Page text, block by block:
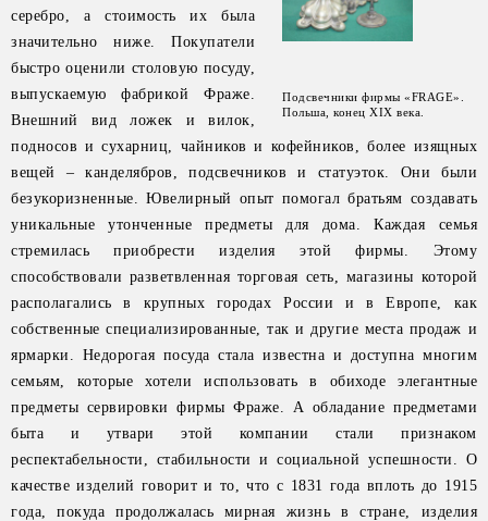
Подсвечники фирмы «FRAGE».
Польша, конец XIX века.
серебро, а стоимость их была
значительно ниже. Покупатели
быстро оценили столовую посуду,
выпускаемую фабрикой Фраже.
Внешний вид ложек и вилок,
подносов и сухарниц, чайников и кофейников, более изящных
вещей – канделябров, подсвечников и статуэток. Они были
безукоризненные. Ювелирный опыт помогал братьям создавать
уникальные утонченные предметы для дома. Каждая семья
стремилась приобрести изделия этой фирмы. Этому
способствовали разветвленная торговая сеть, магазины которой
располагались в крупных городах России и в Европе, как
собственные специализированные, так и другие места продаж и
ярмарки. Недорогая посуда стала известна и доступна многим
семьям, которые хотели использовать в обиходе элегантные
предметы сервировки фирмы Фраже. А обладание предметами
быта и утвари этой компании стали признаком
респектабельности, стабильности и социальной успешности. О
качестве изделий говорит и то, что с 1831 года вплоть до 1915
года, покуда продолжалась мирная жизнь в стране, изделия